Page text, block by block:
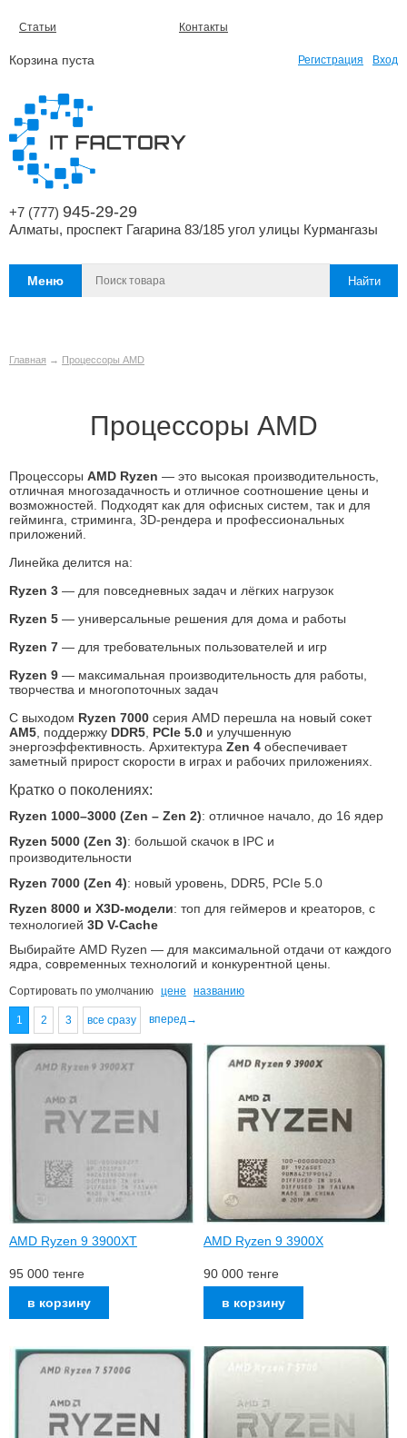
Статьи Контакты
Корзина пуста Регистрация Вход
+7 (777) 945-29-29
Алматы, проспект Гагарина 83/185 угол улицы Курмангазы
Меню
Главная → Процессоры AMD
Процессоры AMD
Процессоры AMD Ryzen — это высокая производительность,
отличная многозадачность и отличное соотношение цены и
возможностей. Подходят как для офисных систем, так и для
гейминга, стриминга, 3D-рендера и профессиональных
приложений.
Линейка делится на:
Ryzen 3 — для повседневных задач и лёгких нагрузок
Ryzen 5 — универсальные решения для дома и работы
Ryzen 7 — для требовательных пользователей и игр
Ryzen 9 — максимальная производительность для работы,
творчества и многопоточных задач
С выходом Ryzen 7000 серия AMD перешла на новый сокет
AM5 , поддержку DDR5 PCIe 5.0 и улучшенную
энергоэффективность. Архитектура Zen 4 обеспечивает
заметный прирост скорости в играх и рабочих приложениях.
Кратко о поколениях:
Ryzen 1000–3000 (Zen – Zen 2): отличное начало, до 16 ядер
Ryzen 5000 (Zen 3): большой скачок в IPC и
производительности
Ryzen 7000 (Zen 4): новый уровень, DDR5, PCIe 5.0
Ryzen 8000 и X3D-модели: топ для геймеров и креаторов, с
технологией 3D V-Cache
Выбирайте AMD Ryzen — для максимальной отдачи от каждого
ядра, современных технологий и конкурентной цены.
Сортировать по умолчанию цене названию
1 2 3 все сразу вперед→
AMD Ryzen 9 3900XT
95 000 тенге
AMD Ryzen 9 3900X
90 000 тенге